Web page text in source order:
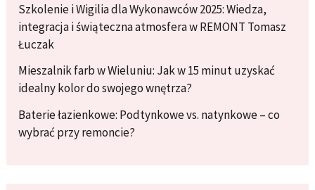
Szkolenie i Wigilia dla Wykonawców 2025: Wiedza,
integracja i świąteczna atmosfera w REMONT Tomasz
Łuczak
Mieszalnik farb w Wieluniu: Jak w 15 minut uzyskać
idealny kolor do swojego wnętrza?
Baterie łazienkowe: Podtynkowe vs. natynkowe – co
wybrać przy remoncie?